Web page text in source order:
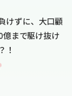
けずに、 大口顧
億まで駆け抜け
！